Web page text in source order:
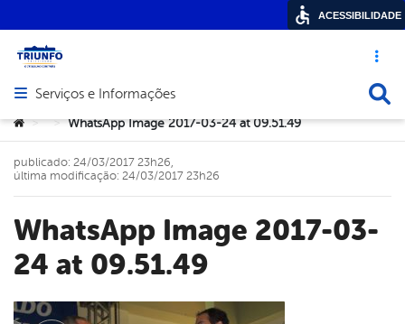
Acesso
Abrir menu principal de navegação
Serviços e Informações
Você está aqui:
> > WhatsApp Image 2017-03-24 at 09.51.49
WhatsApp Image 2017-03-
24 at 09.51.49
publicado: 24/03/2017 23h26,
última modificação: 24/03/2017 23h26
ACESSIBILIDADE